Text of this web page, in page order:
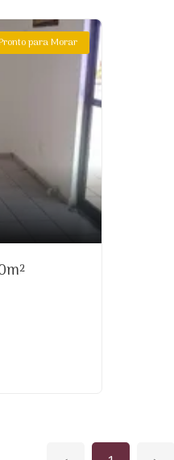
para Morar